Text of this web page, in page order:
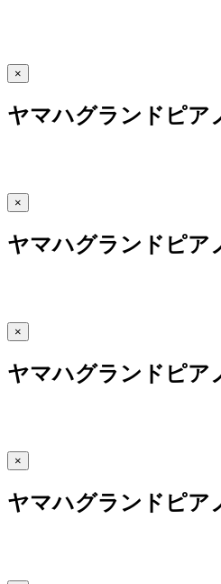
×
ヤマハグランドピア
×
ヤマハグランドピア
×
ヤマハグランドピア
×
ヤマハグランドピア